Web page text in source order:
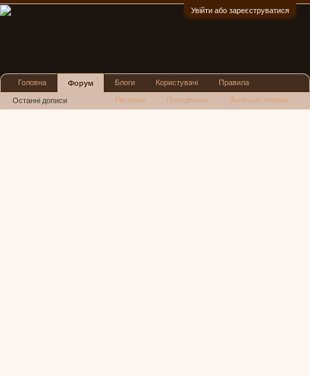
Увійти або зареєструватися
Головна Форум
Останні дописи
Блоги Користувачі Правила
Реклама Посиденьки Львівські новини